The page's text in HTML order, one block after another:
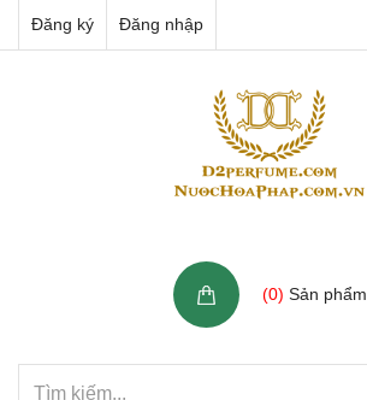
Đăng ký Đăng nhập
(0) Sản phẩm